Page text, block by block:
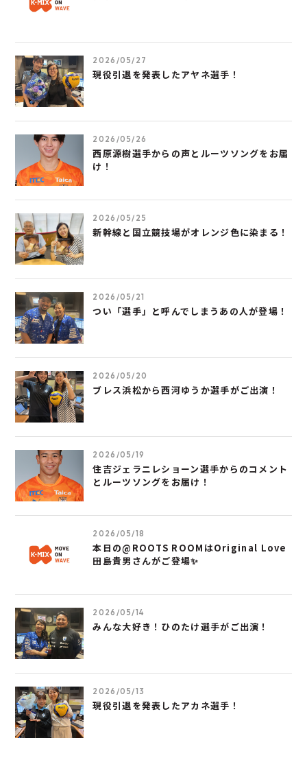
2026/05/27
現役引退を発表したアヤネ選手！
2026/05/26
西原源樹選手からの声とルーツソングをお届
け！
2026/05/25
新幹線と国立競技場がオレンジ色に染まる！
2026/05/21
つい「選手」と呼んでしまうあの人が登場！
2026/05/20
ブレス浜松から西河ゆうか選手がご出演！
2026/05/19
住吉ジェラニレショーン選手からのコメント
とルーツソングをお届け！
2026/05/18
本日の@ROOTS ROOMはOriginal Love
田島貴男さんがご登場✨
2026/05/14
みんな大好き！ひのたけ選手がご出演！
2026/05/13
現役引退を発表したアカネ選手！